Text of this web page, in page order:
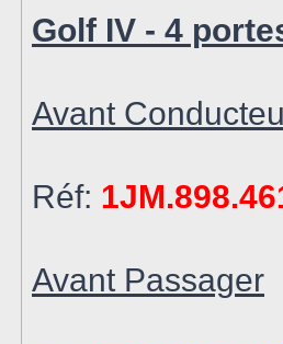
Golf IV - 4
Avant
Réf:
Avant Passager